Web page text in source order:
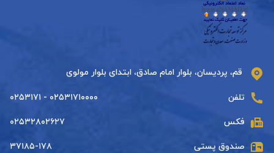
قم، پردیسان، بلوار امام صادق، ابتدای بلوار مولوی
تلفن ۰۲۵۳۱۷۱۰۰۰۰ - ۰۲۵۳۱۷۱
فکس ۰۲۵۳۲۸۰۲۶۲۷
صندوق پستی ۳۷۱۸۵-۱۷۸